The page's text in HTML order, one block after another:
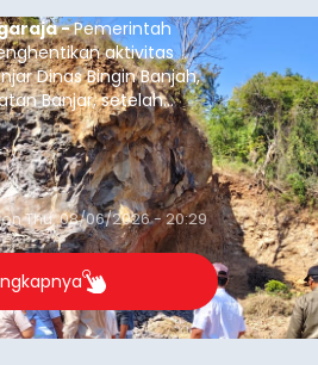
-Pemerintah
aktivitas
Dinas Bingin Banjah,
Banjar, setelah
pengambilan
dengan peruntukan
Thu, 08/06/2026 - 20:29